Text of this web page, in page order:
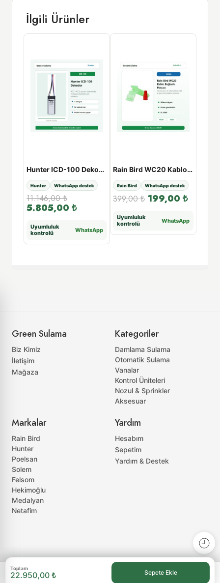
İlgili Ürünler
Hunter ICD-100 Dekoder
Hunter WhatsApp destek
11.146,00₺
5.805,00 ₺
Uyumluluk
kontrolü
WhatsApp
Rain Bird WC20 Kablo Bağlantı Parçası
Rain Bird WhatsApp destek
399,00₺ 199,00 ₺
Uyumluluk
kontrolü
WhatsApp
Green Sulama
Biz Kimiz
İletişim
Mağaza
Kategoriler
Damlama Sulama
Otomatik Sulama
Vanalar
Kontrol Üniteleri
Nozul & Sprinkler
Aksesuar
Markalar
Rain Bird
Hunter
Poelsan
Solem
Felsom
Hekimoğlu
Medalyan
Netafim
Yardım
Hesabım
Sepetim
Yardım & Destek
Toplam
22.950,00 ₺ Sepete Ekle